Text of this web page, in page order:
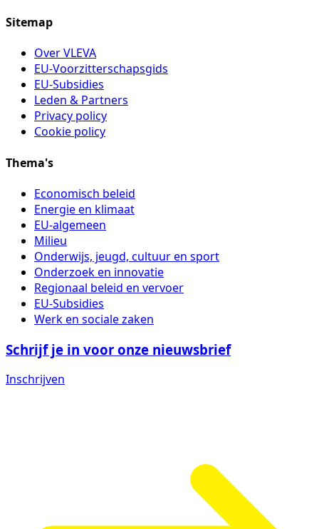
Sitemap
Over VLEVA
EU-Voorzitterschapsgids
EU-Subsidies
Leden & Partners
Privacy policy
Cookie policy
Thema's
Economisch beleid
Energie en klimaat
EU-algemeen
Milieu
Onderwijs, jeugd, cultuur en sport
Onderzoek en innovatie
Regionaal beleid en vervoer
EU-Subsidies
Werk en sociale zaken
Schrijf je in voor onze nieuwsbrief
Inschrijven